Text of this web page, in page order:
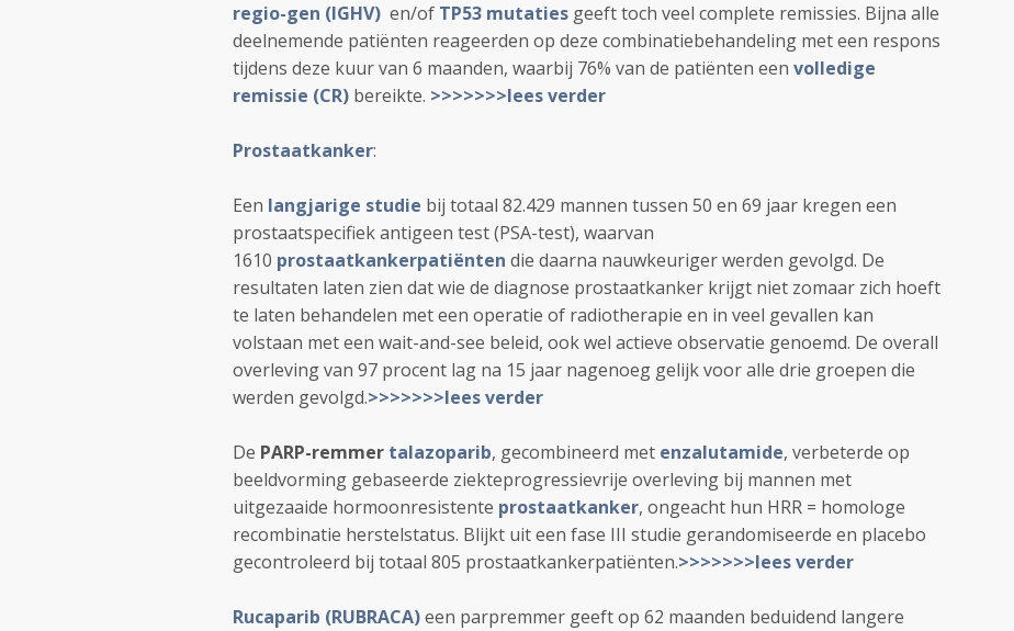
regio-gen (IGHV) en/of TP53 mutaties geeft toch veel complete remissies. Bijna alle
deelnemende patiënten reageerden op deze combinatiebehandeling met een respons
tijdens deze kuur van 6 maanden, waarbij 76% van de patiënten een volledige
remissie (CR) bereikte. >>>>>>>lees verder
Prostaatkanker:
Een langjarige studie bij totaal 82.429 mannen tussen 50 en 69 jaar kregen een
prostaatspecifiek antigeen test (PSA-test), waarvan
1610 prostaatkankerpatiënten die daarna nauwkeuriger werden gevolgd. De
resultaten laten zien dat wie de diagnose prostaatkanker krijgt niet zomaar zich hoeft
te laten behandelen met een operatie of radiotherapie en in veel gevallen kan
volstaan met een wait-and-see beleid, ook wel actieve observatie genoemd. De overall
overleving van 97 procent lag na 15 jaar nagenoeg gelijk voor alle drie groepen die
werden gevolgd.>>>>>>>lees verder
De PARP-remmer talazoparib, gecombineerd met enzalutamide, verbeterde op
beeldvorming gebaseerde ziekteprogressievrije overleving bij mannen met
uitgezaaide hormoonresistente prostaatkanker, ongeacht hun HRR = homologe
recombinatie herstelstatus. Blijkt uit een fase III studie gerandomiseerde en placebo
gecontroleerd bij totaal 805 prostaatkankerpatiënten.>>>>>>>lees verder
Rucaparib (RUBRACA)een parpremmer geeft op 62 maanden beduidend langere